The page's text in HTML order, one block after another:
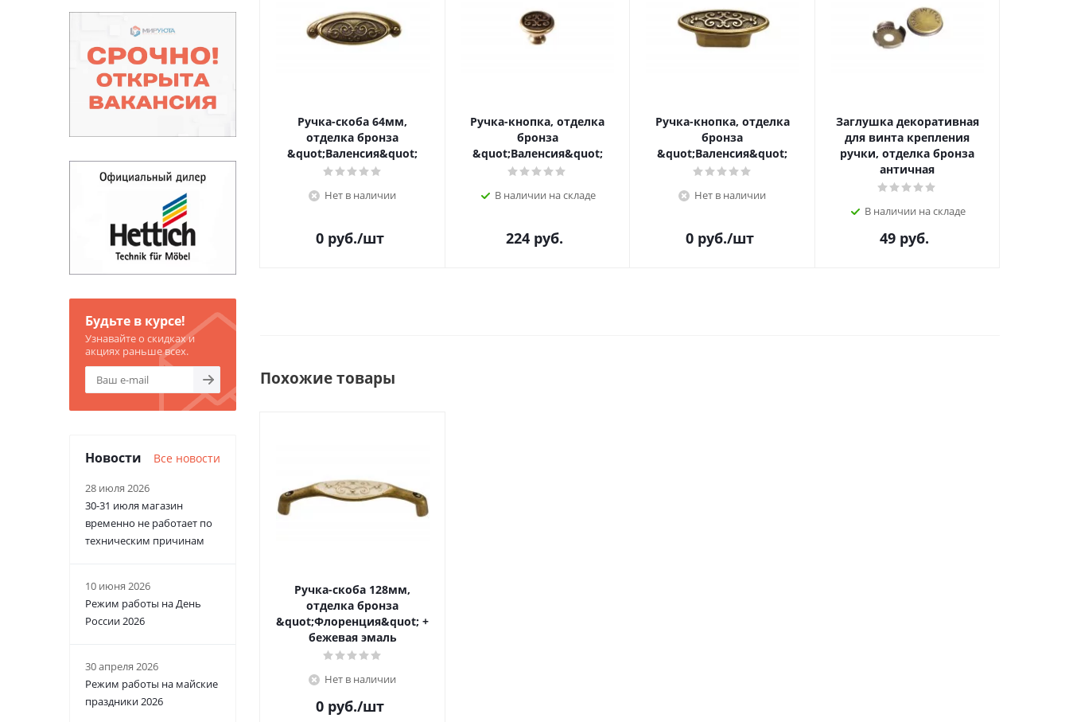
Ручка-скоба 64мм,
отделка бронза
&quot;Валенсия&quot;
Нет в наличии
0руб./шт
Ручка-кнопка, отделка
бронза
&quot;Валенсия&quot;
В наличии на складе
224 руб.
Ручка-кнопка, отделка
бронза
&quot;Валенсия&quot;
Нет в наличии
0руб./шт
Заглушка декоративная
для винта крепления
ручки, отделка бронза
античная
В наличии на складе
49 руб.
Похожие товары
Ручка-скоба 128мм,
отделка бронза
&quot;Флоренция&quot; +
бежевая эмаль
Нет в наличии
0руб./шт
Будьте в курсе!
Узнавайте о скидках и
акциях раньше всех.
Новости Все новости
28 июля 2026
30-31 июля магазин
временно не работает по
техническим причинам
10 июня 2026
Режим работы на День
России 2026
30 апреля 2026
Режим работы на майские
праздники 2026